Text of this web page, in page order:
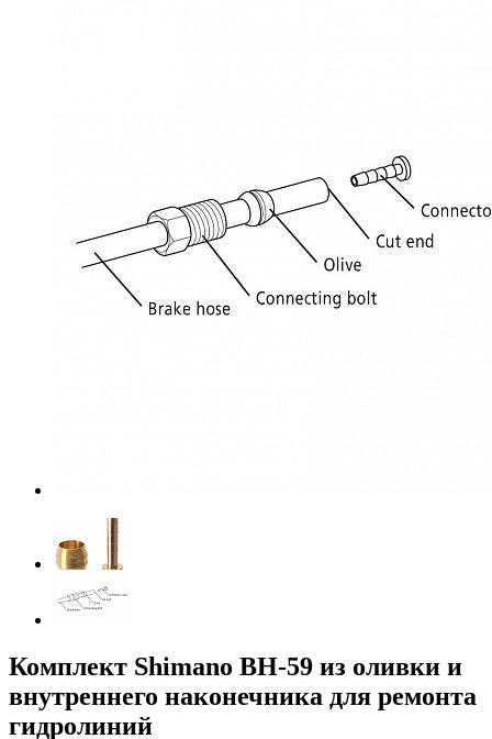
Комплект Shimano BH-59 из оливки и
внутреннего наконечника для ремонта
гидролиний